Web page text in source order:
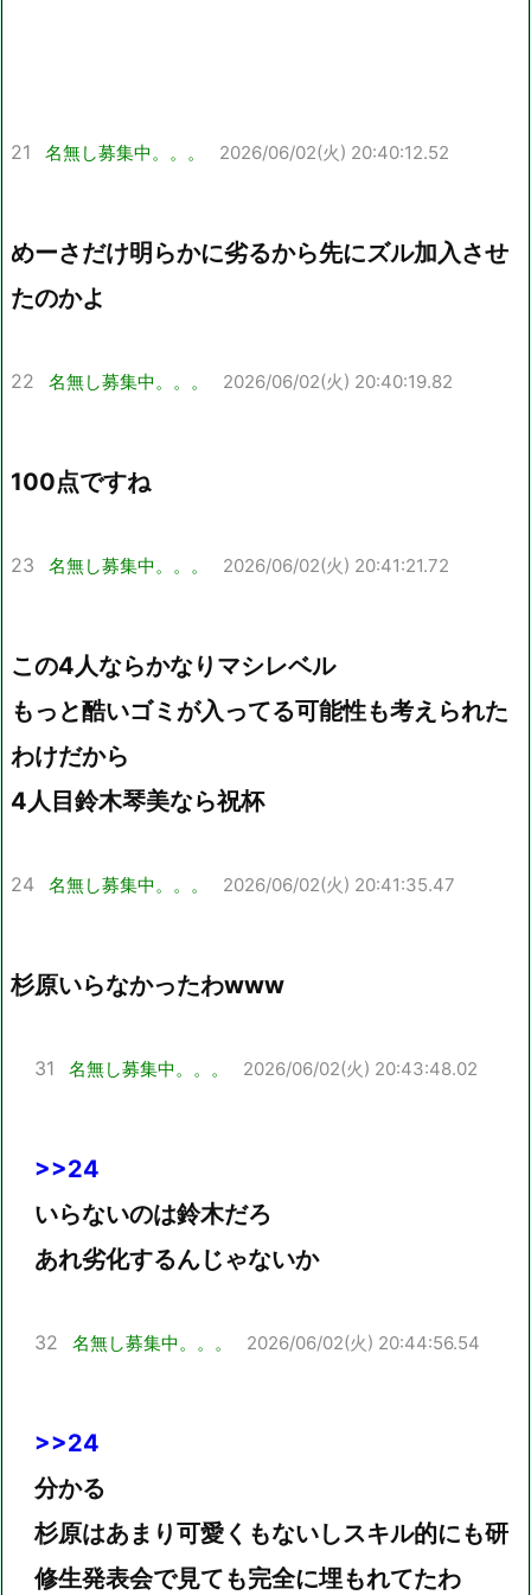
21 名無し募集中。。。 2026/06/02(火) 20:40:12.52
めーさだけ明らかに劣るから先にズル加入させ
たのかよ
22 名無し募集中。。。 2026/06/02(火) 20:40:19.82
100点ですね
23 名無し募集中。。。 2026/06/02(火) 20:41:21.72
この4人ならかなりマシレベル
もっと酷いゴミが入ってる可能性も考えられた
わけだから
4人目鈴木琴美なら祝杯
24 名無し募集中。。。 2026/06/02(火) 20:41:35.47
杉原いらなかったわwww
31 名無し募集中。。。 2026/06/02(火) 20:43:48.02
>>24
いらないのは鈴木だろ
あれ劣化するんじゃないか
32 名無し募集中。。。 2026/06/02(火) 20:44:56.54
>>24
分かる
杉原はあまり可愛くもないしスキル的にも研
修生発表会で見ても完全に埋もれてたわ